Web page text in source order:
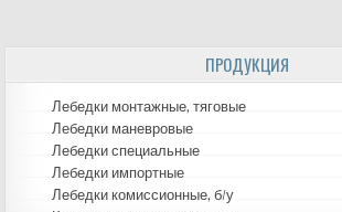
ПРОДУКЦИЯ
Лебедки монтажные, тяговые
Лебедки маневровые
Лебедки специальные
Лебедки импортные
Лебедки комиссионные, б/у